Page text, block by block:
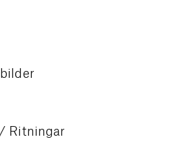
Ritningar